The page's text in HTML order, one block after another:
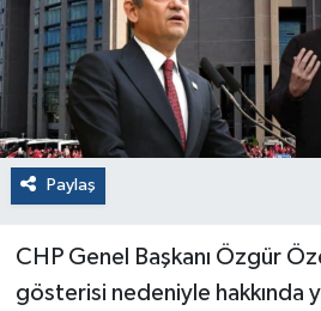
Paylaş
CHP Genel Başkanı Özgür
gösterisi nedeniyle hakkında